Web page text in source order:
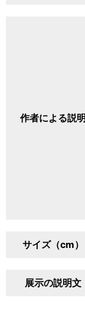
作者による説明
サイズ（cm）
展示の説明文